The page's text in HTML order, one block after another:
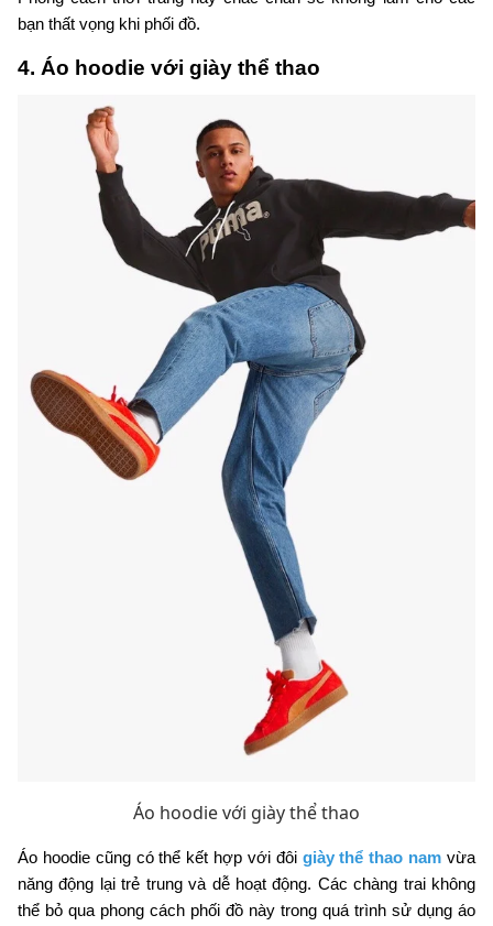
bạn thất vọng khi phối đồ.
4. Áo hoodie với giày thể thao
Áo hoodie với giày thể thao
Áo hoodie cũng có thể kết hợp với đôi giày thể thao nam vừa
năng động lại trẻ trung và dễ hoạt động. Các chàng trai không
thể bỏ qua phong cách phối đồ này trong quá trình sử dụng áo